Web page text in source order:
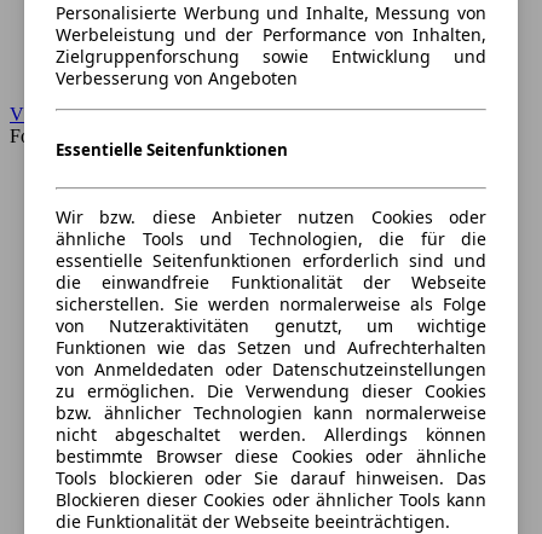
VW
Forum
Personalisierte Werbung und Inhalte, Messung von
Werbeleistung und der Performance von Inhalten,
Zielgruppenforschung sowie Entwicklung und
Verbesserung von Angeboten
Essentielle Seitenfunktionen
Wir bzw. diese Anbieter nutzen Cookies oder
ähnliche Tools und Technologien, die für die
essentielle Seitenfunktionen erforderlich sind und
die einwandfreie Funktionalität der Webseite
sicherstellen. Sie werden normalerweise als Folge
von Nutzeraktivitäten genutzt, um wichtige
Funktionen wie das Setzen und Aufrechterhalten
von Anmeldedaten oder Datenschutzeinstellungen
zu ermöglichen. Die Verwendung dieser Cookies
bzw. ähnlicher Technologien kann normalerweise
nicht abgeschaltet werden. Allerdings können
bestimmte Browser diese Cookies oder ähnliche
Tools blockieren oder Sie darauf hinweisen. Das
Blockieren dieser Cookies oder ähnlicher Tools kann
die Funktionalität der Webseite beeinträchtigen.